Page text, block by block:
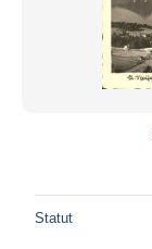
Statut